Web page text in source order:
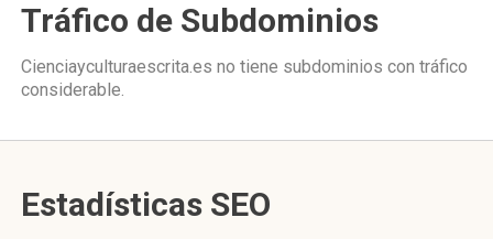
Tráfico de Subdominios
Cienciayculturaescrita.es no tiene subdominios con tráfico
considerable.
Estadísticas SEO